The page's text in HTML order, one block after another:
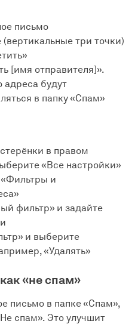
письмо
три точки)
[имя отправителя]».
адреса будут
в папку «Спам»
в правом
«Все настройки»
и
фильтр» и задайте
и выберите
«Удалять»
«не спам»
письмо в папке «Спам»,
спам». Это улучшит